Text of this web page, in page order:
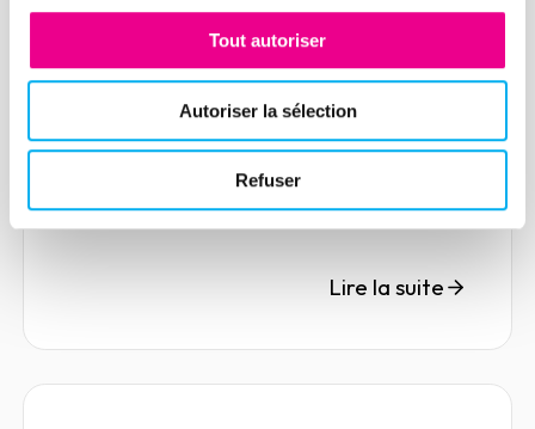
Tout autoriser
Autoriser la sélection
Refuser
Marketing & Sales
More and more companies are using
Business Intelligence (BI) tools to carry
out their market research and thus carry
out more relevant marketing and
commercial actions.
Lire la suite